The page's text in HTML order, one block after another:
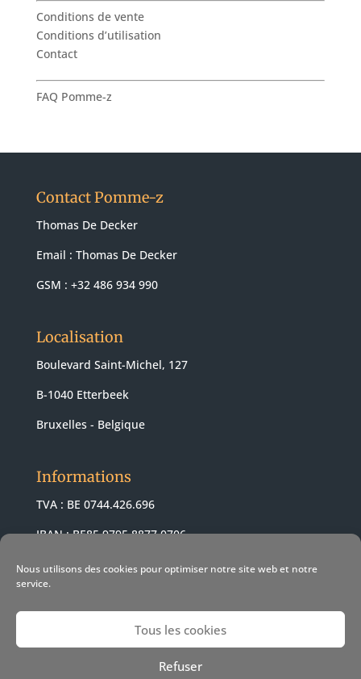
Nous utilisons des cookies pour optimiser notre site web et notre
service.
Tous les cookies
Refuser
Conditions de vente
Conditions d’utilisation
Contact
FAQ Pomme-z
Contact Pomme-z
Thomas De Decker
Email : Thomas De Decker
GSM : +32 486 934 990
Localisation
Boulevard Saint-Michel, 127
B-1040 Etterbeek
Bruxelles - Belgique
Informations
TVA : BE 0744.426.696
IBAN : BE85 9795 8877 0706
BIC : ARSPBE22
© 2021 Revendeur Apple Pomme-z -